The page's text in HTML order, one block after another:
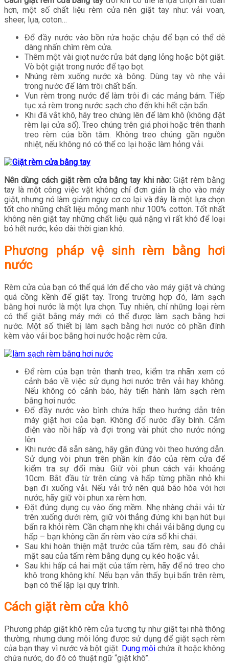
hơn, một số chất liệu rèm cửa nên giặt tay như: vải voan,
sheer, lụa, coton…
Đổ đầy nước vào bồn rửa hoặc chậu để bạn có thể dễ
dàng nhấn chìm rèm cửa.
Thêm một vài giọt nước rửa bát dạng lỏng hoặc bột giặt.
Vò bột giặt trong nước để tạo bọt.
Nhúng rèm xuống nước xà bông. Dùng tay vò nhẹ vải
trong nước để làm trôi chất bẩn.
Vun rèm trong nước để làm trôi đi các mảng bám. Tiếp
tục xả rèm trong nước sạch cho đến khi hết cặn bẩn.
Khi đã vắt khô, hãy treo chúng lên để làm khô (không đặt
rèm lại cửa sổ). Treo chúng trên giá phơi hoặc trên thanh
treo rèm của bồn tắm. Không treo chúng gần nguồn
nhiệt, nếu không nó có thể co lại hoặc làm hỏng vải.
Nên dùng cách giặt rèm cửa bằng tay khi nào: Giặt rèm bằng
tay là một công việc vặt không chỉ đơn giản là cho vào máy
giặt, nhưng nó làm giảm nguy cơ co lại và đây là một lựa chọn
tốt cho những chất liệu mỏng manh như 100% cotton. Tốt nhất
không nên giặt tay những chất liệu quá nặng vì rất khó để loại
bỏ hết nước, kéo dài thời gian khô.
Phương pháp vệ sinh rèm bằng hơi
nước
Rèm cửa của bạn có thể quá lớn để cho vào máy giặt và chúng
quá cồng kềnh để giặt tay. Trong trường hợp đó, làm sạch
bằng hơi nước là một lựa chọn. Tuy nhiên, chỉ những loại rèm
có thể giặt bằng máy mới có thể được làm sạch bằng hơi
nước. Một số thiết bị làm sạch bằng hơi nước có phần đính
kèm vào vải bọc bằng hơi nước hoặc rèm cửa.
Để rèm của bạn trên thanh treo, kiểm tra nhãn xem có
cảnh báo về việc sử dụng hơi nước trên vải hay không.
Nếu không có cảnh báo, hãy tiến hành làm sạch rèm
bằng hơi nước.
Đổ đầy nước vào bình chứa hấp theo hướng dẫn trên
máy giặt hơi của bạn. Không đổ nước đầy bình. Cắm
điện vào nồi hấp và đợi trong vài phút cho nước nóng
lên.
Khi nước đã sẵn sàng, hãy gắn đúng vòi theo hướng dẫn.
Sử dụng vòi phun trên phần kín đáo của rèm cửa để
kiểm tra sự đổi màu. Giữ vòi phun cách vải khoảng
10cm. Bắt đầu từ trên cùng và hấp từng phần nhỏ khi
bạn đi xuống vải. Nếu vải trở nên quá bão hòa với hơi
nước, hãy giữ vòi phun xa rèm hơn.
Đặt đúng dụng cụ vào ống mềm. Nhẹ nhàng chải vải từ
trên xuống dưới rèm, giữ vòi thẳng đứng khi bạn hút bụi
bẩn ra khỏi rèm. Cần chạm nhẹ khi chải vải bằng dụng cụ
hấp – bạn không cần ấn rèm vào cửa sổ khi chải.
Sau khi hoàn thiện mặt trước của tấm rèm, sau đó chải
mặt sau của tấm rèm bằng dụng cụ kéo hoặc vải.
Sau khi hấp cả hai mặt của tấm rèm, hãy để nó treo cho
khô trong không khí. Nếu bạn vẫn thấy bụi bẩn trên rèm,
bạn có thể lặp lại quy trình.
Cách giặt rèm cửa khô
Phương pháp giặt khô rèm cửa tương tự như giặt tại nhà thông
thường, nhưng dung môi lỏng được sử dụng để giặt sạch rèm
của bạn thay vì nước và bột giặt. Dung môi chứa ít hoặc không
chứa nước, do đó có thuật ngữ “giặt khô”.